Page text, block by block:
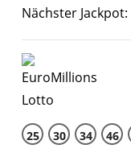
Nächster
25 30 34 46